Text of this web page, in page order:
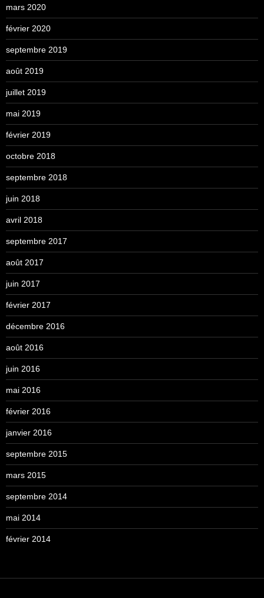
mars 2020
février 2020
septembre 2019
août 2019
juillet 2019
mai 2019
février 2019
octobre 2018
septembre 2018
juin 2018
avril 2018
septembre 2017
août 2017
juin 2017
février 2017
décembre 2016
août 2016
juin 2016
mai 2016
février 2016
janvier 2016
septembre 2015
mars 2015
septembre 2014
mai 2014
février 2014